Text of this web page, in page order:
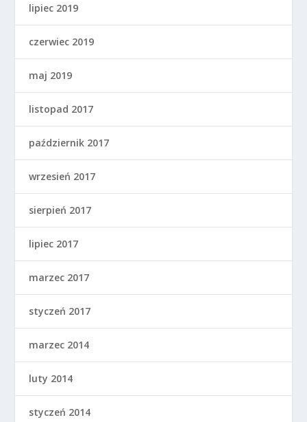
lipiec 2019
czerwiec 2019
maj 2019
listopad 2017
październik 2017
wrzesień 2017
sierpień 2017
lipiec 2017
marzec 2017
styczeń 2017
marzec 2014
luty 2014
styczeń 2014